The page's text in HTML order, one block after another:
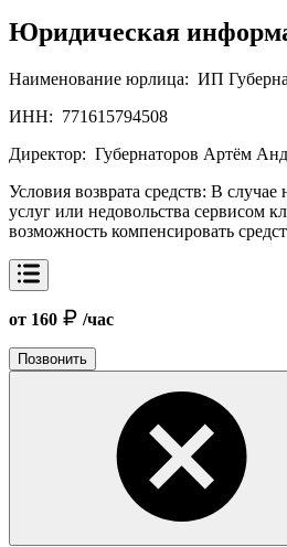
Юридическая
Наименование юрлица: ИП
ИНН: 771615794508
Директор: Губернаторов Артём
Условия возврата средств: В случае
услуг или недовольства сервисом
возможность компенсировать
от 160 /час
Позвонить